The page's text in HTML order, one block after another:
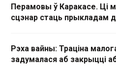
Перамовы ў Каракасе. Ці
сцэнар стаць прыкладам
Рэха вайны: Траціна
задумалася аб закрыцці